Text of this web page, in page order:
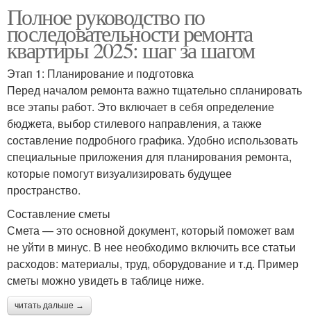
Полное руководство по
последовательности ремонта
квартиры 2025: шаг за шагом
Этап 1: Планирование и подготовка
Перед началом ремонта важно тщательно спланировать
все этапы работ. Это включает в себя определение
бюджета, выбор стилевого направления, а также
составление подробного графика. Удобно использовать
специальные приложения для планирования ремонта,
которые помогут визуализировать будущее
пространство.
Составление сметы
Смета — это основной документ, который поможет вам
не уйти в минус. В нее необходимо включить все статьи
расходов: материалы, труд, оборудование и т.д. Пример
сметы можно увидеть в таблице ниже.
читать дальше →